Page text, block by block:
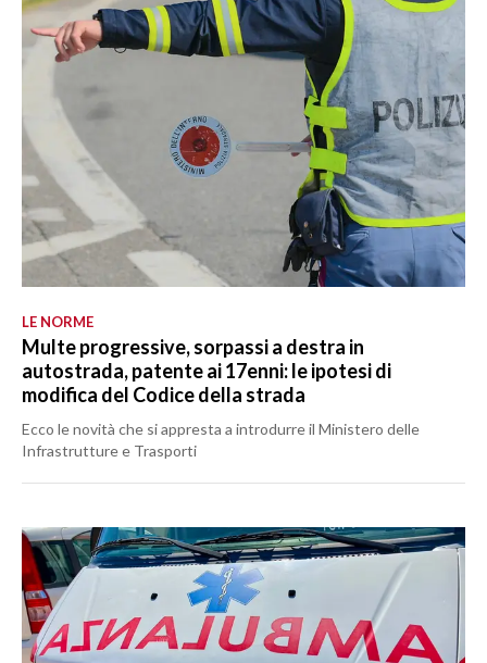
LE NORME
Multe progressive, sorpassi a destra in
autostrada, patente ai 17enni: le ipotesi di
modifica del Codice della strada
Ecco le novità che si appresta a introdurre il Ministero delle
Infrastrutture e Trasporti